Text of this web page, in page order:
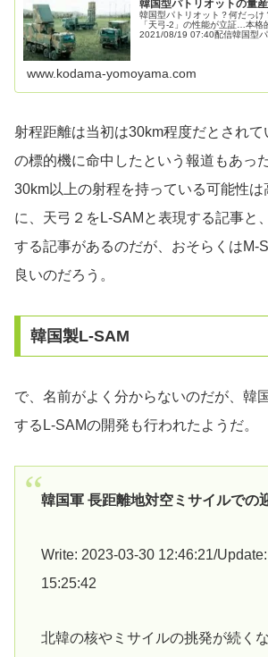
韓国型パトリオットの量産
韓国型パトリオット？何だっけ
「天弓-2」の性能が立証…本格
2021/08/19 07:40配信韓国型
www.kodama-yomoyama.com
射程距離は当初は30km程度だとされ
の標的機に命中したという報道もあっ
30km以上の射程を持っている可能性は
に、天弓２をL-SAMと表現する記事と
する記事があるのだが、おそらくはM-
良いのだろう。
韓国製L-SAM
で、名前がよく分からないのだが、韓
するL-SAMの開発も行われたようだ。
韓国軍 長距離地対空ミサイルでの
Write: 2023-03-30 12:46:21/
15:25:42
北韓の核やミサイルの挑発が続く